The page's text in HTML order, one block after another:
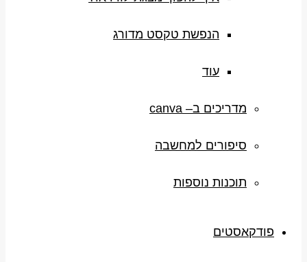
הנפשת טקסט מדורג
עוד
מדריכים ב– canva
סיפורים למחשבה
תוכנות נוספות
פודקאסטים